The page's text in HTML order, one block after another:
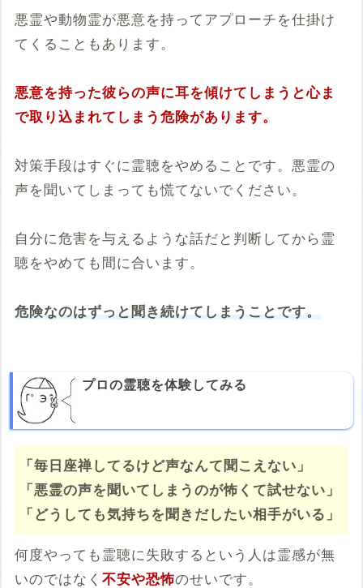
悪霊や動物霊が悪意を持ってアプローチを仕掛け
てくることもあります。
悪意を持った彼らの声に耳を傾けてしまうと心ま
で取り込まれてしまう危険があります。
対策手段はすぐに霊聴をやめることです。悪霊の
声を聞いてしまっても慌てないでください。
自分に危害を与えるような話だと判断してから霊
聴をやめても間に合います。
危険なのはずっと聞き続けてしまうことです。
プロの霊聴を体験してみる
「毎日座禅してるけど声なんて聞こえない」
「悪霊の声を聞いてしまうのが怖くて試せない」
「どうしても気持ちを聞きだしたい相手がいる」
何度やっても霊聴に失敗するという人は霊感が無
いのではなく 不安や恐怖のせいです。